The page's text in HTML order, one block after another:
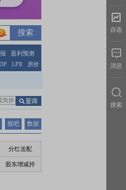
0
盈利预测
LPR 房价
股吧 数据
分红送配
股东增减持
自选
消息
搜索